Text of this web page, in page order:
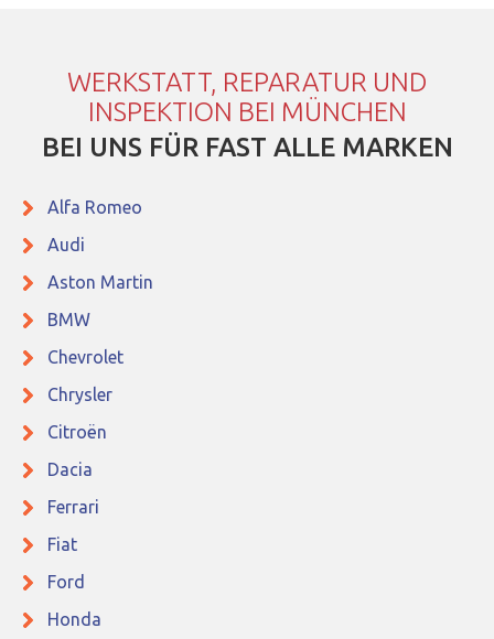
WERKSTATT, REPARATUR UND
INSPEKTION BEI MÜNCHEN
BEI UNS FÜR FAST ALLE MARKEN
Alfa Romeo
Audi
Aston Martin
BMW
Chevrolet
Chrysler
Citroën
Dacia
Ferrari
Fiat
Ford
Honda